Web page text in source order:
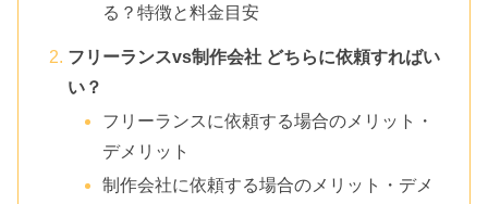
る？特徴と料金目安
フリーランスvs制作会社 どちらに依頼すればい
い？
フリーランスに依頼する場合のメリット・
デメリット
制作会社に依頼する場合のメリット・デメ